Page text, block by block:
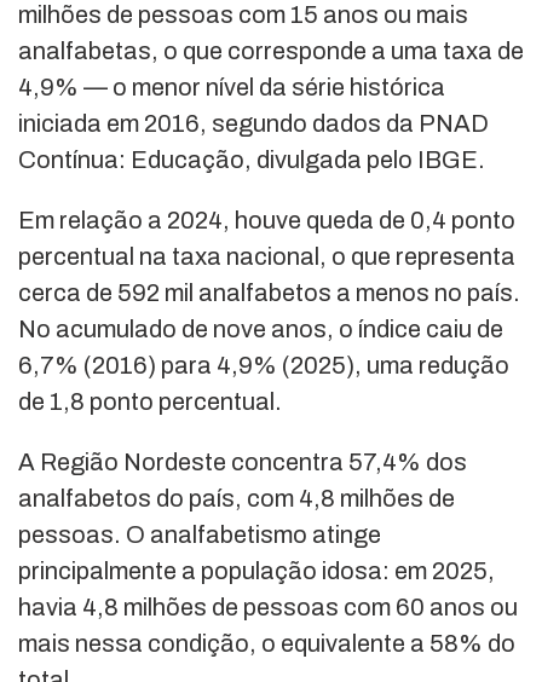
milhões de pessoas com 15 anos ou mais
analfabetas, o que corresponde a uma taxa de
4,9% — o menor nível da série histórica
iniciada em 2016, segundo dados da PNAD
Contínua: Educação, divulgada pelo IBGE.
Em relação a 2024, houve queda de 0,4 ponto
percentual na taxa nacional, o que representa
cerca de 592 mil analfabetos a menos no país.
No acumulado de nove anos, o índice caiu de
6,7% (2016) para 4,9% (2025), uma redução
de 1,8 ponto percentual.
A Região Nordeste concentra 57,4% dos
analfabetos do país, com 4,8 milhões de
pessoas. O analfabetismo atinge
principalmente a população idosa: em 2025,
havia 4,8 milhões de pessoas com 60 anos ou
mais nessa condição, o equivalente a 58% do